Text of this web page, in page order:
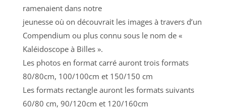
ramenaient dans notre
jeunesse où on découvrait les images à travers d’un
Compendium ou plus connu sous le nom de «
Kaléidoscope à Billes ».
Les photos en format carré auront trois formats
80/80cm, 100/100cm et 150/150 cm
Les formats rectangle auront les formats suivants
60/80 cm, 90/120cm et 120/160cm